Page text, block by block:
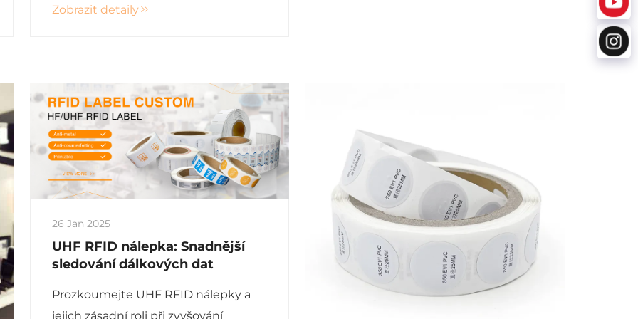
globální značky se technologie RFID
zkoumá...
Zobrazit detaily
26 Jan 2025
UHF RFID nálepka: Snadnější
sledování dálkových dat
Prozkoumejte UHF RFID nálepky a
jejich zásadní roli při zvyšování